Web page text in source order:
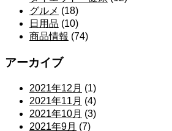
グルメ (18)
日用品 (10)
商品情報 (74)
アーカイブ
2021年12月 (1)
2021年11月 (4)
2021年10月 (3)
2021年9月 (7)